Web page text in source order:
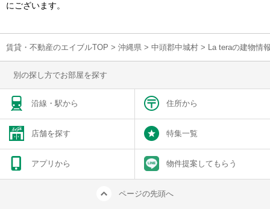
にございます。
賃貸・不動産のエイブルTOP > 沖縄県 > 中頭郡中城村 > La teraの建物情
別の探し方でお部屋を探す
沿線・駅から 住所から
店舗を探す 特集一覧
アプリから 物件提案してもらう
ページの先頭へ